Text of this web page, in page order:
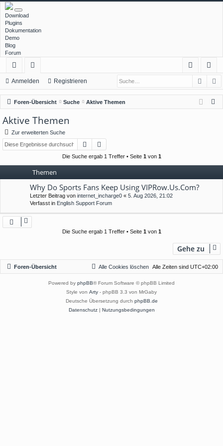
Download
Plugins
Dokumentation
Demo
Blog
Forum
ch
ne
llz
ug
rif
or
en
m
el
ist
rie
Anmelden Registrieren
Foren-Übersicht Suche Aktive Themen
Aktive Themen
Zur erweiterten Suche
Suche
Die Suche ergab 1 Treffer • Seite 1von 1
Themen
Why Do Sports Fans Keep Using VIPRow.Us.Com?
Letzter Beitrag von internet_incharge0 « 5. Aug 2026, 21:02
Verfasst in English Support Forum
Die Suche ergab 1 Treffer • Seite 1von 1
Gehe zu
Foren-Übersicht Alle Zeiten sind UTC+02:00
Alle Cookies löschen
Powered by phpBB® Forum Software © phpBB Limited
Style von Arty - phpBB 3.3 von MrGaby
Deutsche Übersetzung durch phpBB.de
Datenschutz| Nutzungsbedingungen